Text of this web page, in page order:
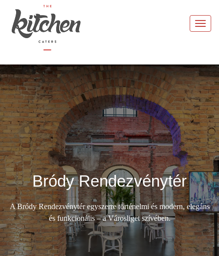
content
Bródy Rendezvénytér
A Bródy Rendezvénytér egyszerre történelmi és modern, elegáns
és funkcionális – a Városliget szívében.